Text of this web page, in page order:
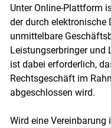
Unter Online-Plattform
der durch elektronische
unmittelbare
Leistungserbringer und
ist dabei erforderlich,
Rechtsgeschäft im
abgeschlossen wird.
Wird eine Vereinbarung